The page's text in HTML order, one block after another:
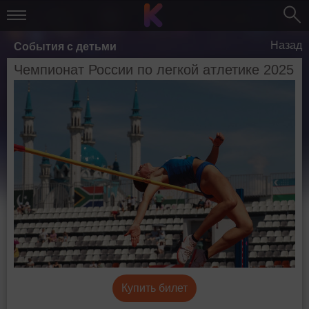
События с детьми Назад
Чемпионат России по легкой атлетике 2025
Купить билет